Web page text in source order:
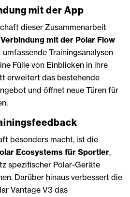
mit der App
dieser Zusammenarbeit
mit der Polar Flow
Trainingsanalysen
Fülle von Einblicken in ihre
erweitert das bestehende
und öffnet neue Türen für
besonders macht, ist die
Ecosystems für Sportler,
spezifischer Polar-Geräte
Darüber hinaus verbessert die
Vantage V3 das